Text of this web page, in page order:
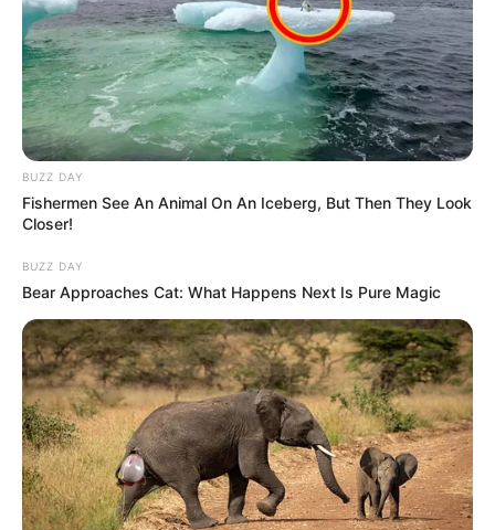
BUZZ DAY
Fishermen See An Animal On An Iceberg, But Then They Look
Closer!
BUZZ DAY
Bear Approaches Cat: What Happens Next Is Pure Magic